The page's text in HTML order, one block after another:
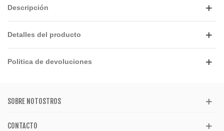
Descripción
Detalles del producto
Politica de devoluciones
SOBRE NOTOSTROS
CONTACTO